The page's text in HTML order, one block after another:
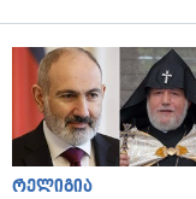
რელიგია